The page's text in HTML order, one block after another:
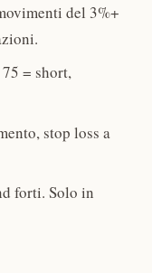
del 3%+
= short,
stop loss a
forti. Solo in